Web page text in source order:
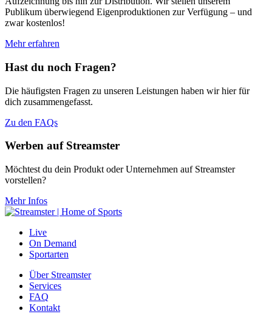
Publikum überwiegend Eigenproduktionen zur Verfügung – und
zwar kostenlos!
Mehr erfahren
Hast du noch Fragen?
Die häufigsten Fragen zu unseren Leistungen haben wir hier für
dich zusammengefasst.
Zu den FAQs
Werben auf Streamster
Möchtest du dein Produkt oder Unternehmen auf Streamster
vorstellen?
Mehr Infos
Live
On Demand
Sportarten
Über Streamster
Services
FAQ
Kontakt